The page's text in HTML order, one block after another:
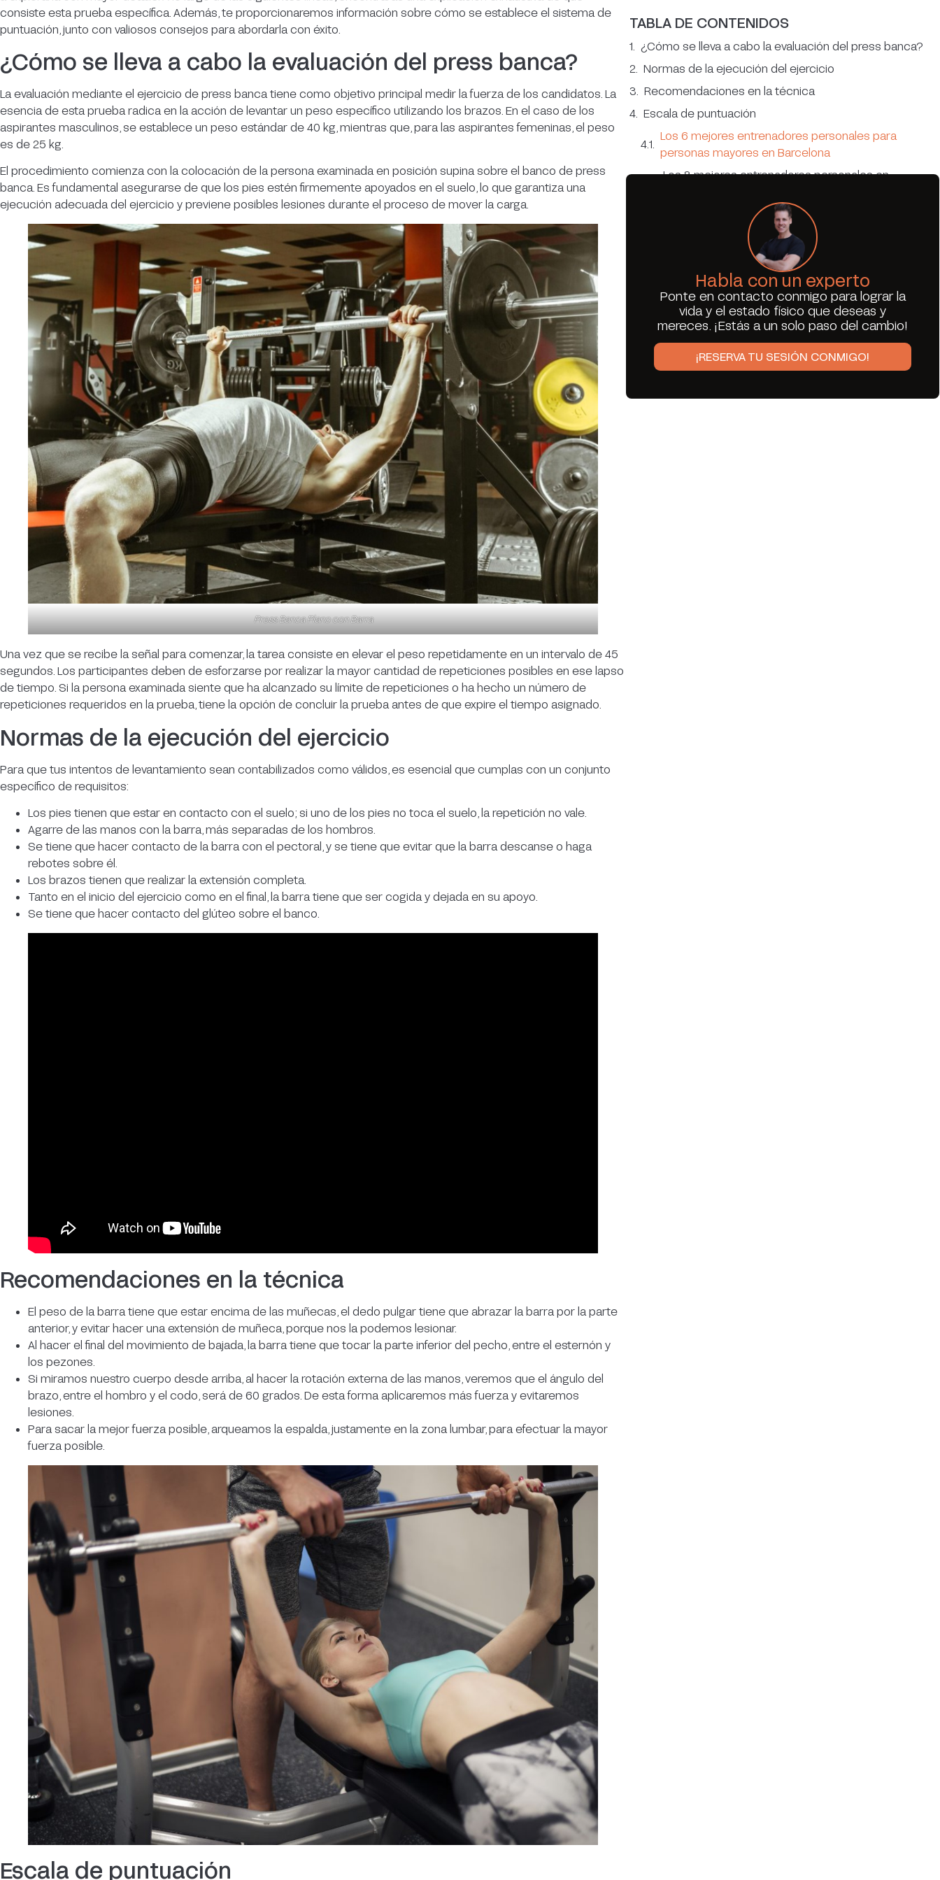
consiste esta prueba específica. Además, te proporcionaremos información sobre cómo se establece el sistema de
puntuación, junto con valiosos consejos para abordarla con éxito.
¿Cómo se lleva a cabo la evaluación del press banca?
La evaluación mediante el ejercicio de press banca tiene como objetivo principal medir la fuerza de los candidatos. La
esencia de esta prueba radica en la acción de levantar un peso específico utilizando los brazos. En el caso de los
aspirantes masculinos, se establece un peso estándar de 40 kg, mientras que, para las aspirantes femeninas, el peso
es de 25 kg.
El procedimiento comienza con la colocación de la persona examinada en posición supina sobre el banco de press
banca. Es fundamental asegurarse de que los pies estén firmemente apoyados en el suelo, lo que garantiza una
ejecución adecuada del ejercicio y previene posibles lesiones durante el proceso de mover la carga.
Press Banca Plano con Barra
Una vez que se recibe la señal para comenzar, la tarea consiste en elevar el peso repetidamente en un intervalo de 45
segundos. Los participantes deben de esforzarse por realizar la mayor cantidad de repeticiones posibles en ese lapso
de tiempo. Si la persona examinada siente que ha alcanzado su límite de repeticiones o ha hecho un número de
repeticiones requeridos en la prueba, tiene la opción de concluir la prueba antes de que expire el tiempo asignado.
Normas de la ejecución del ejercicio
Para que tus intentos de levantamiento sean contabilizados como válidos, es esencial que cumplas con un conjunto
específico de requisitos:
Los pies tienen que estar en contacto con el suelo; si uno de los pies no toca el suelo, la repetición no vale.
Agarre de las manos con la barra, más separadas de los hombros.
Se tiene que hacer contacto de la barra con el pectoral, y se tiene que evitar que la barra descanse o haga
rebotes sobre él.
Los brazos tienen que realizar la extensión completa.
Tanto en el inicio del ejercicio como en el final, la barra tiene que ser cogida y dejada en su apoyo.
Se tiene que hacer contacto del glúteo sobre el banco.
Recomendaciones en la técnica
El peso de la barra tiene que estar encima de las muñecas, el dedo pulgar tiene que abrazar la barra por la parte
anterior, y evitar hacer una extensión de muñeca, porque nos la podemos lesionar.
Al hacer el final del movimiento de bajada, la barra tiene que tocar la parte inferior del pecho, entre el esternón y
los pezones.
Si miramos nuestro cuerpo desde arriba, al hacer la rotación externa de las manos, veremos que el ángulo del
brazo, entre el hombro y el codo, será de 60 grados. De esta forma aplicaremos más fuerza y evitaremos
lesiones.
Para sacar la mejor fuerza posible, arqueamos la espalda, justamente en la zona lumbar, para efectuar la mayor
fuerza posible.
Escala de puntuación
TABLA DE CONTENIDOS
¿Cómo se lleva a cabo la evaluación del press banca?
Normas de la ejecución del ejercicio
Recomendaciones en la técnica
Escala de puntuación
Los 6 mejores entrenadores personales para
personas mayores en Barcelona
Los 8 mejores entrenadores personales en
Ejercicios de pierna en gimnasio: guía completa
con técnica y errores comunes
Habla con un experto
Ponte en contacto conmigo para lograr la
vida y el estado físico que deseas y
mereces. ¡Estás a un solo paso del cambio!
¡RESERVA TU SESIÓN CONMIGO!